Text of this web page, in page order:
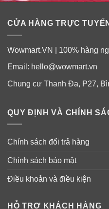
Thành phần siro tăng
Support
Mỗi 1ml
0.625 micrograms.
Mỗi 1ml chứa 1 microlit
6C, Oyster shell (Calcarea
CỬA HÀNG TRỰC TUYẾN
Wowmart.VN | 100% hàng
Email: hello@wowmart.vn
Chung cư Thanh Đa, P27,
QUY ĐỊNH VÀ CHÍNH
Chính sách đổi trả hàng
Chính sách bảo mật
Điều khoản và điều kiện
HỖ TRỢ KHÁCH HÀNG